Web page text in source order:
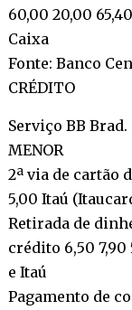
60,00 20,00
Caixa
Fonte: Banco
CRÉDITO
Serviço BB
MENOR
2ª via de cartão
5,00 Itaú
Retirada de
crédito 6,50 7,90
e Itaú
Pagamento de